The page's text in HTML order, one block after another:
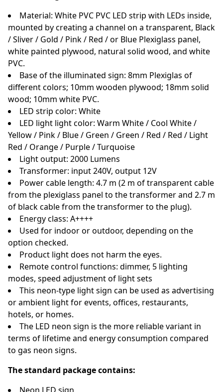
Material: White PVC PVC LED strip with LEDs inside,
mounted by creating a channel on a transparent, Black
/ Sliver / Gold / Pink / Red / or Blue Plexiglass panel,
white painted plywood, natural solid wood, and white
PVC.
Base of the illuminated sign: 8mm Plexiglas of
different colors; 10mm wooden plywood; 18mm solid
wood; 10mm white PVC.
LED strip color: White
LED light light color: Warm White / Cool White /
Yellow / Pink / Blue / Green / Green / Red / Red / Light
Red / Orange / Purple / Turquoise
Light output: 2000 Lumens
Transformer: input 240V, output 12V
Power cable length: 4.7 m (2 m of transparent cable
from the plexiglass panel to the transformer and 2.7 m
of black cable from the transformer to the plug).
Energy class: A++++
Used for indoor or outdoor, depending on the
option checked.
Product light does not harm the eyes.
Remote control functions: dimmer, 5 lighting
modes, speed adjustment of light sets
This neon-type light sign can be used as advertising
or ambient light for events, offices, restaurants,
hotels, or homes.
The LED neon sign is the more reliable variant in
terms of lifetime and energy consumption compared
to gas neon signs.
The standard package contains:
Neon LED sign